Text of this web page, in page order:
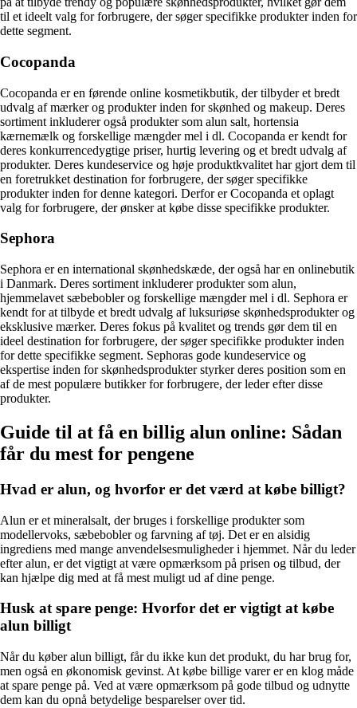
til et ideelt valg for forbrugere, der søger specifikke produkter inden for
dette segment.
Cocopanda
Cocopanda er en førende online kosmetikbutik, der tilbyder et bredt
udvalg af mærker og produkter inden for skønhed og makeup. Deres
sortiment inkluderer også produkter som alun salt, hortensia
kærnemælk og forskellige mængder mel i dl. Cocopanda er kendt for
deres konkurrencedygtige priser, hurtig levering og et bredt udvalg af
produkter. Deres kundeservice og høje produktkvalitet har gjort dem til
en foretrukket destination for forbrugere, der søger specifikke
produkter inden for denne kategori. Derfor er Cocopanda et oplagt
valg for forbrugere, der ønsker at købe disse specifikke produkter.
Sephora
Sephora er en international skønhedskæde, der også har en onlinebutik
i Danmark. Deres sortiment inkluderer produkter som alun,
hjemmelavet sæbebobler og forskellige mængder mel i dl. Sephora er
kendt for at tilbyde et bredt udvalg af luksuriøse skønhedsprodukter og
eksklusive mærker. Deres fokus på kvalitet og trends gør dem til en
ideel destination for forbrugere, der søger specifikke produkter inden
for dette specifikke segment. Sephoras gode kundeservice og
ekspertise inden for skønhedsprodukter styrker deres position som en
af de mest populære butikker for forbrugere, der leder efter disse
produkter.
Guide til at få en billig alun online: Sådan
får du mest for pengene
Hvad er alun, og hvorfor er det værd at købe billigt?
Alun er et mineralsalt, der bruges i forskellige produkter som
modellervoks, sæbebobler og farvning af tøj. Det er en alsidig
ingrediens med mange anvendelsesmuligheder i hjemmet. Når du leder
efter alun, er det vigtigt at være opmærksom på prisen og tilbud, der
kan hjælpe dig med at få mest muligt ud af dine penge.
Husk at spare penge: Hvorfor det er vigtigt at købe
alun billigt
Når du køber alun billigt, får du ikke kun det produkt, du har brug for,
men også en økonomisk gevinst. At købe billige varer er en klog måde
at spare penge på. Ved at være opmærksom på gode tilbud og udnytte
dem kan du opnå betydelige besparelser over tid.